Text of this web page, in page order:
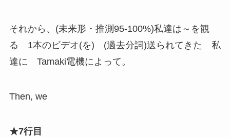
それから、(未来形・推測95-100%)私達は～を観
る 1本のビデオ(を) (過去分詞)送られてきた 私
達に Tamaki電機によって。
Then, we
★7行目